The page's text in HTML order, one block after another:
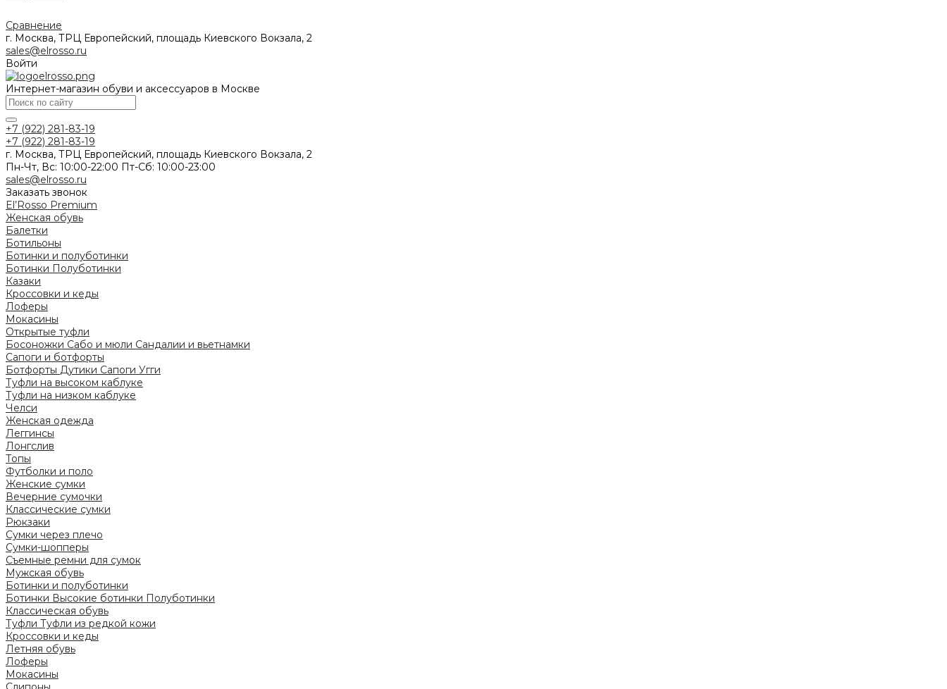
Сравнение
г. Москва, ТРЦ Европейский, площадь Киевского Вокзала, 2
sales@elrosso.ru
Войти
Интернет-магазин обуви и аксессуаров в Москве
+7 (922) 281-83-19
+7 (922) 281-83-19
г. Москва, ТРЦ Европейский, площадь Киевского Вокзала, 2
Пн-Чт, Вс: 10:00-22:00 Пт-Сб: 10:00-23:00
sales@elrosso.ru
Заказать звонок
El’Rosso Premium
Женская обувь
Балетки
Ботильоны
Ботинки и полуботинки
Ботинки Полуботинки
Казаки
Кроссовки и кеды
Лоферы
Мокасины
Открытые туфли
Босоножки Сабо и мюли Сандалии и вьетнамки
Сапоги и ботфорты
Ботфорты Дутики Сапоги Угги
Туфли на высоком каблуке
Туфли на низком каблуке
Челси
Женская одежда
Леггинсы
Лонгслив
Топы
Футболки и поло
Женские сумки
Вечерние сумочки
Классические сумки
Рюкзаки
Сумки через плечо
Сумки-шопперы
Съемные ремни для сумок
Мужская обувь
Ботинки и полуботинки
Ботинки Высокие ботинки Полуботинки
Классическая обувь
Туфли Туфли из редкой кожи
Кроссовки и кеды
Летняя обувь
Лоферы
Мокасины